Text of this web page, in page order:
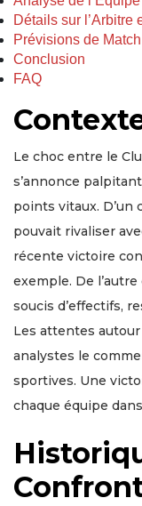
Détails sur l’Arbitre
Prévisions de Match
Conclusion
FAQ
Le choc entre le
s’annonce
points vitaux. D’un
pouvait rivaliser
récente victoire
exemple. De
soucis d’effectifs,
Les attentes
analystes le
sportives. Une
chaque équipe